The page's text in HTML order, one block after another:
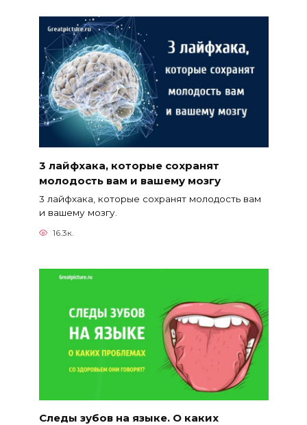
3 лайфхака, которые сохранят
молодость вам и вашему мозгу
3 лайфхака, которые сохранят молодость вам
и вашему мозгу.
16.3к.
Следы зубов на языке. О каких